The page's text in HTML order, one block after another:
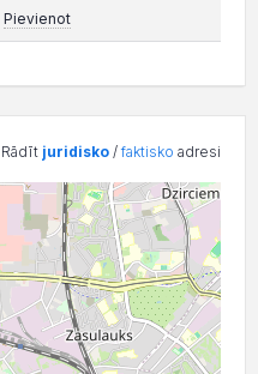
Pievienot
Rādīt juridisko /faktisko adresi